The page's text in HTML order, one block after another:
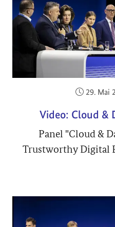
29. Mai
Video: Cloud &
Panel "Cloud &
Trustworthy Digital